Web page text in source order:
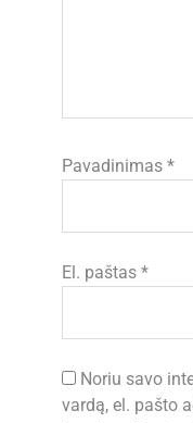
Pavadinimas*
El. paštas*
Noriu savo
vardą, el. pašto